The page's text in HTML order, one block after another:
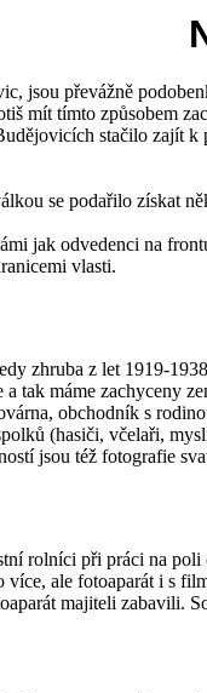
jsou převážně
mít tímto způsobem
stačilo zajít k
se podařilo získat
jak odvedenci na
vlasti.
zhruba z let 1919-
tak máme zachyceny
obchodník s
(hasiči, včelaři,
jsou též fotografie
rolníci při práci na
ale fotoaparát i s
majiteli zabavili.